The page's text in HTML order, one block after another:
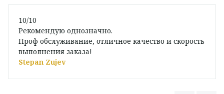
10/10
Рекомендую однозначно.
Проф обслуживание, отличное качество и скорость
выполнения заказа!
Stepan Zujev